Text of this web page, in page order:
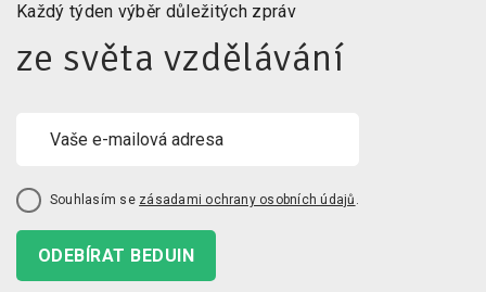
Každý týden výběr důležitých zpráv
ze světa vzdělávání
Souhlasím se zásadami ochrany osobních údajů .
ODEBÍRAT BEDUIN